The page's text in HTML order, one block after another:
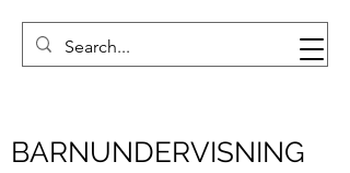
BARNUNDERVISNING